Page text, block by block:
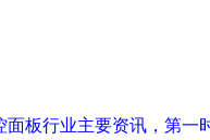
板行业主要资讯，第